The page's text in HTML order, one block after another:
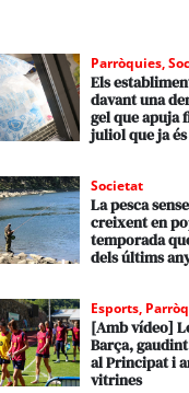
Parròquies,
Els
davant una
gel que apuja
juliol que ja
Societat
La pesca
creixent en
temporada
dels últims
Esports,
[Amb vídeo]
Barça,
al Principat i
vitrines